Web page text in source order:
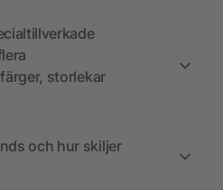
storlekar
och hur skiljer